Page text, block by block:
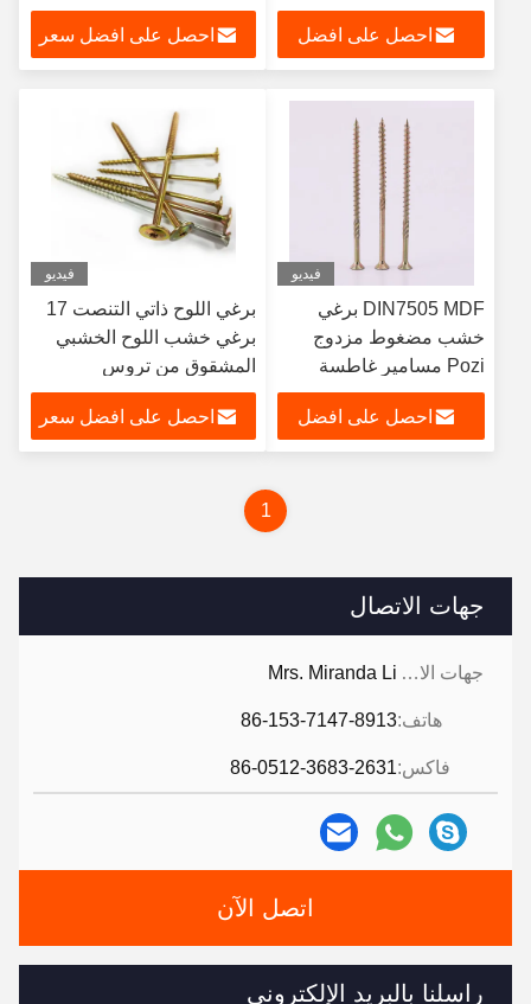
جهات الاتصال
جهات الاتصال: Mrs. Miranda Li
هاتف:86-153-7147-8913
فاكس:86-0512-3683-2631
اتصل الآن
راسلنا بالبريد الإلكتروني
خشبية متعددة الأغراض
توركساحصل على افضل احصل على افضل سعر
فيديو
DIN7505 MDF برغي
خشب مضغوط مزدوج
Pozi مسامير غاطسة
Tornillos Spax
احصل على افضل
فيديو
برغي اللوح ذاتي التنصت 17
برغي خشب اللوح الخشبي
المشقوق من تروس
احصل على افضل سعر
1